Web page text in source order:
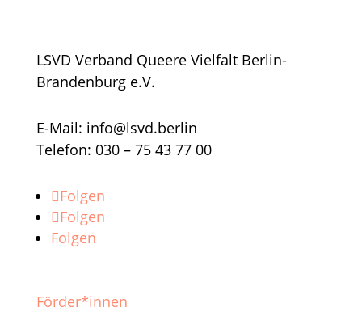
LSVD Verband Queere Vielfalt Berlin-
Brandenburg e.V.
E-Mail: info@lsvd.berlin
Telefon: 030 – 75 43 77 00
Folgen
Folgen
Folgen
Förder*innen